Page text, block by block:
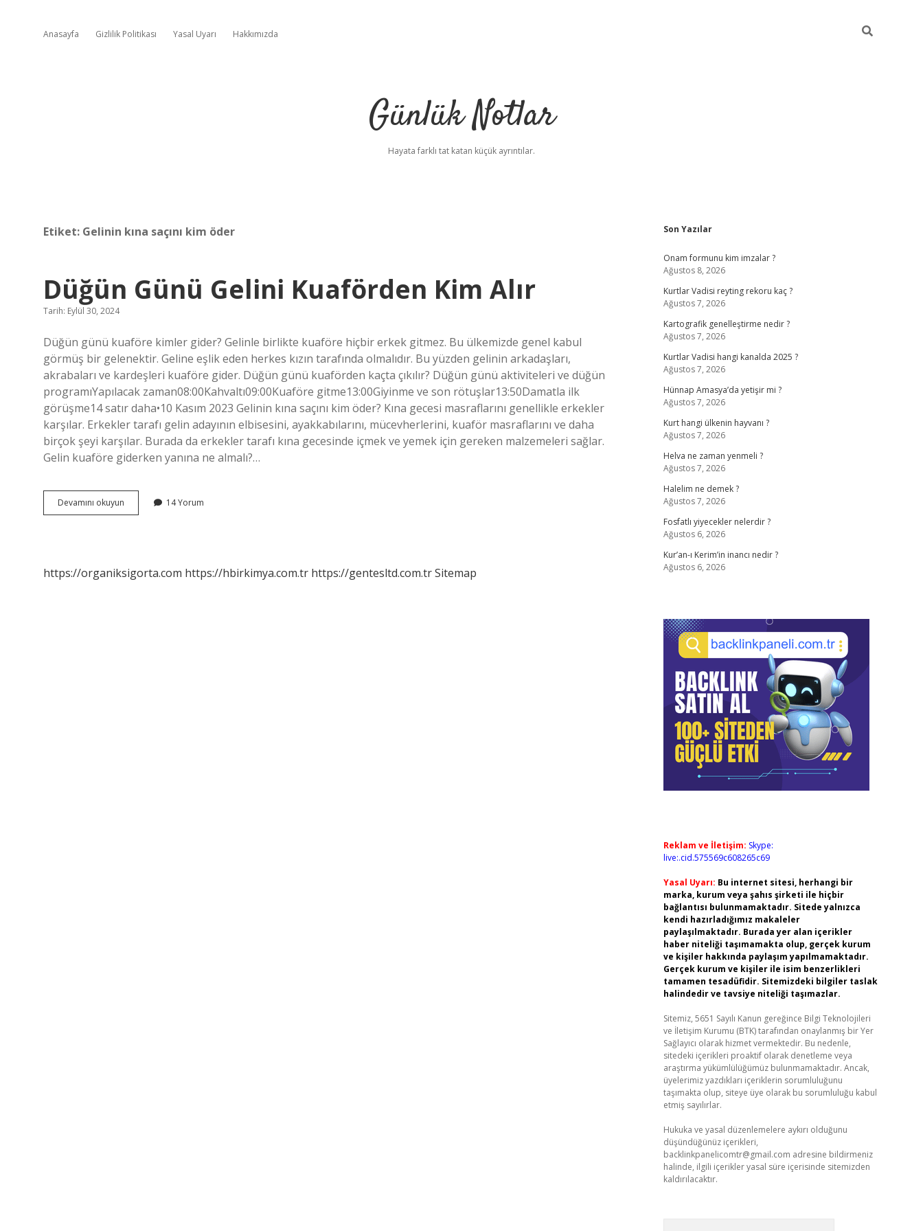
Anasayfa Gizlilik Politikası Yasal Uyarı Hakkımızda
Günlük Notlar
Hayata farklı tat katan küçük ayrıntılar.
Etiket: Gelinin kına saçını kim öder
Düğün Günü Gelini Kuaförden Kim Alır
Tarih: Eylül 30, 2024
Düğün günü kuaföre kimler gider? Gelinle birlikte kuaföre hiçbir erkek gitmez. Bu ülkemizde genel kabul
görmüş bir gelenektir. Geline eşlik eden herkes kızın tarafında olmalıdır. Bu yüzden gelinin arkadaşları,
akrabaları ve kardeşleri kuaföre gider. Düğün günü kuaförden kaçta çıkılır? Düğün günü aktiviteleri ve düğün
programıYapılacak zaman08:00Kahvaltı09:00Kuaföre gitme13:00Giyinme ve son rötuşlar13:50Damatla ilk
görüşme14 satır daha•10 Kasım 2023 Gelinin kına saçını kim öder? Kına gecesi masraflarını genellikle erkekler
karşılar. Erkekler tarafı gelin adayının elbisesini, ayakkabılarını, mücevherlerini, kuaför masraflarını ve daha
birçok şeyi karşılar. Burada da erkekler tarafı kına gecesinde içmek ve yemek için gereken malzemeleri sağlar.
Gelin kuaföre giderken yanına ne almalı?…
Devamını okuyun
Günü
14 Yorum
https://organiksigorta.com https://hbirkimya.com.tr https://gentesltd.com.trSitemap
Sidebar
Son Yazılar
Onam formunu kim imzalar ?
Ağustos 8, 2026
Kurtlar Vadisi reyting rekoru kaç ?
Ağustos 7, 2026
Kartografik genelleştirme nedir ?
Ağustos 7, 2026
Kurtlar Vadisi hangi kanalda 2025 ?
Ağustos 7, 2026
Hünnap Amasya’da yetişir mi ?
Ağustos 7, 2026
Kurt hangi ülkenin hayvanı ?
Ağustos 7, 2026
Helva ne zaman yenmeli ?
Ağustos 7, 2026
Halelim ne demek ?
Ağustos 7, 2026
Fosfatlı yiyecekler nelerdir ?
Ağustos 6, 2026
Kur’an-ı Kerim’in inancı nedir ?
Ağustos 6, 2026
Reklam ve İletişim: Skype:
live:.cid.575569c608265c69
Yasal Uyarı: Bu internet sitesi, herhangi bir
marka, kurum veya şahıs şirketi ile hiçbir
bağlantısı bulunmamaktadır. Sitede yalnızca
kendi hazırladığımız makaleler
paylaşılmaktadır. Burada yer alan içerikler
haber niteliği taşımamakta olup, gerçek kurum
ve kişiler hakkında paylaşım yapılmamaktadır.
Gerçek kurum ve kişiler ile isim benzerlikleri
tamamen tesadüfidir. Sitemizdeki bilgiler taslak
halindedir ve tavsiye niteliği taşımazlar.
Sitemiz, 5651 Sayılı Kanun gereğince Bilgi Teknolojileri
ve İletişim Kurumu (BTK) tarafından onaylanmış bir Yer
Sağlayıcı olarak hizmet vermektedir. Bu nedenle,
sitedeki içerikleri proaktif olarak denetleme veya
araştırma yükümlülüğümüz bulunmamaktadır. Ancak,
üyelerimiz yazdıkları içeriklerin sorumluluğunu
taşımakta olup, siteye üye olarak bu sorumluluğu kabul
etmiş sayılırlar.
Hukuka ve yasal düzenlemelere aykırı olduğunu
düşündüğünüz içerikleri,
backlinkpanelicomtr@gmail.com adresine bildirmeniz
halinde, ilgili içerikler yasal süre içerisinde sitemizden
kaldırılacaktır.